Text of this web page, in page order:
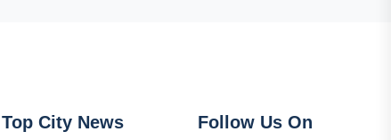
Top City News Follow Us On